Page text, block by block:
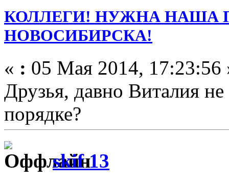
КОЛЛЕГИ! НУЖНА НАША
НОВОСИБИРСКА!
« : 05 Мая 2014, 17:23:56
Друзья, давно Виталия
порядке?
skif 13